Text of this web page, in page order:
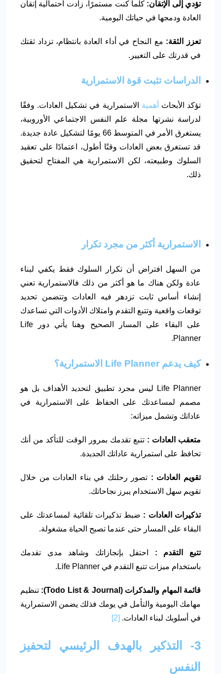
تؤدي إلى الإتقان: كلما كنت مستمرًا، زادت احتمالية إتقان
العادة ودمجها في حياتك اليومية.
تعزز الثقة: مع النجاح في أداء العادة بانتظام، تزداد ثقتك
في قدرتك على التغيير.
الدراسات تثبت قوة الاستمرارية
تؤكد الأبحاث أهمية الاستمرارية في تشكيل العادات. وفقًا
لدراسة نشرتها مجلة علم النفس الاجتماعي الأوروبية،
يستغرق الأمر في المتوسط 66 يومًا لتشكيل عادة جديدة.
قد تستغرق بعض العادات وقتًا أطول، اعتمادًا على تعقيد
السلوك وطبيعته، لكن الاستمرارية هي المفتاح لتحقيق
ذلك.
الاستمرارية أكثر من مجرد تكرار
من السهل افتراض أن تكرار السلوك فقط يكفي لبناء
عادة ولكن هناك ما هو أكثر من ذلك فالاستمرارية تعني
إنشاء أساس ثابت تزدهر فيه العادات وتتضمن تحديد
توقعات واقعية وتتبع التقدم وامتلاك الأدوات التي تساعدك
على البقاء على المسار الصحيح وهنا يأتي دور Life
Planner.
كيف يدعم Life Planner الاستمرارية؟
Life Planner ليس مجرد تطبيق لتحديد الأهداف بل هو
مصمم لمساعدتك على الحفاظ على الاستمرارية في
عاداتك وتشمل ميزاته:
متعقب العادات : تتبع تقدمك بمرور الوقت للتأكد من أنك
تحافظ على استمرارية عاداتك الجديدة.
تقويم العادات : تصور رحلتك في بناء العادات من خلال
تقويم سهل الاستخدام يبرز نجاحاتك.
تذكيرات العادات : ضبط تذكيرات تلقائية لمساعدتك على
البقاء على المسار حتى عندما تصبح الحياة مشغولة.
تتبع التقدم : احتفل بإنجازاتك وشاهد مدى تقدمك
باستخدام ميزات تتبع التقدم في Life Planner.
قائمة المهام والمذكرات (Todo List & Journal):
تنظيم
مهامك اليومية والتأمل في يومك فذلك يضمن الاستمرارية
في أسلوبك لبناء العادات. [2]
3- التذكير بالهدف الرئيسي لتحفيز
النفس